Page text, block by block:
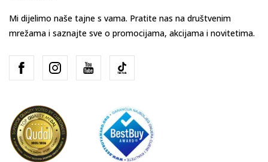
Mi dijelimo naše tajne s vama. Pratite nas na društvenim
mrežama i saznajte sve o promocijama, akcijama i novitetima.